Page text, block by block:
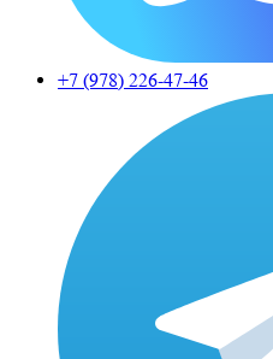
+7 (978) 226-47-46